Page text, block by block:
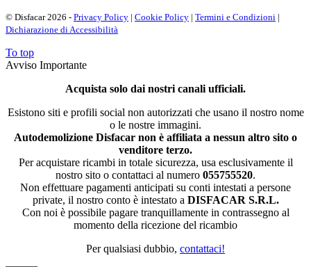
© Disfacar 2026 - Privacy Policy | Cookie Policy | Termini e Condizioni |
Dichiarazione di Accessibilità
To top
Avviso Importante
Acquista solo dai nostri canali ufficiali.
Esistono siti e profili social non autorizzati che usano il nostro nome
o le nostre immagini.
Autodemolizione Disfacar non è affiliata a nessun altro sito o
venditore terzo.
Per acquistare ricambi in totale sicurezza, usa esclusivamente il
nostro sito o contattaci al numero 055755520.
Non effettuare pagamenti anticipati su conti intestati a persone
private, il nostro conto è intestato a DISFACAR S.R.L.
Con noi è possibile pagare tranquillamente in contrassegno al
momento della ricezione del ricambio
Per qualsiasi dubbio, contattaci!